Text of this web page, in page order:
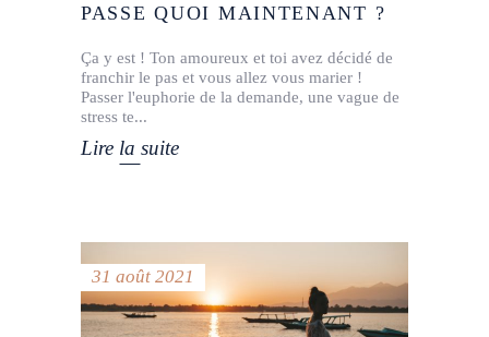
PASSE QUOI MAINTENANT ?
Ça y est ! Ton amoureux et toi avez décidé de
franchir le pas et vous allez vous marier !
Passer l'euphorie de la demande, une vague de
stress te
Lire la suite
31 août 2021